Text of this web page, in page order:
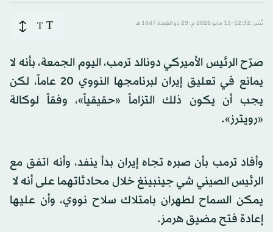
نُشر: 12:32-15 مايو 2026 م ـ 29 ذو القِعدة 1447 هـ T
T
صرّح الرئيس الأميركي دونالد ترمب، اليوم الجمعة، بأنه لا
يمانع في تعليق إيران لبرنامجها النووي 20 عاماً، لكن
يجب أن يكون ذلك التزاماً «حقيقياً»، وفقاً لوكالة
«رويترز».
وأفاد ترمب بأن صبره تجاه إيران بدأ ينفد، وأنه اتفق مع
الرئيس الصيني شي جينبينغ خلال محادثاتهما على أنه لا ​
يمكن السماح لطهران بامتلاك سلاح نووي، وأن عليها
إعادة فتح مضيق هرمز.